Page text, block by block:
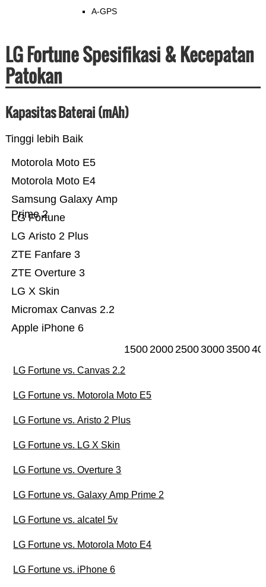
A-GPS
LG Fortune Spesifikasi & Kecepatan
Patokan
Kapasitas Baterai (mAh)
Tinggi lebih Baik
Apple iPhone 6
Micromax Canvas 2.2
LG X Skin
ZTE Overture 3
ZTE Fanfare 3
LG Aristo 2 Plus
LG Fortune
Samsung Galaxy Amp
Prime 2
Motorola Moto E4
Motorola Moto E5
15002000250030003500
LG Fortune vs. Canvas 2.2
LG Fortune vs. Motorola Moto E5
LG Fortune vs. Aristo 2 Plus
LG Fortune vs. LG X Skin
LG Fortune vs. Overture 3
LG Fortune vs. Galaxy Amp Prime 2
LG Fortune vs. alcatel 5v
LG Fortune vs. Motorola Moto E4
LG Fortune vs. iPhone 6